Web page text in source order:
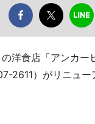
洋食店「アンカー
2611）がリニュー